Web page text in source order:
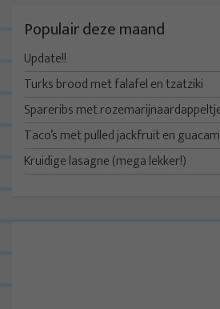
Populair deze maand
Update!!
Turks brood met falafel en tzatziki
Spareribs met
Taco’s met pulled jackfruit en
Kruidige lasagne (mega lekker!)